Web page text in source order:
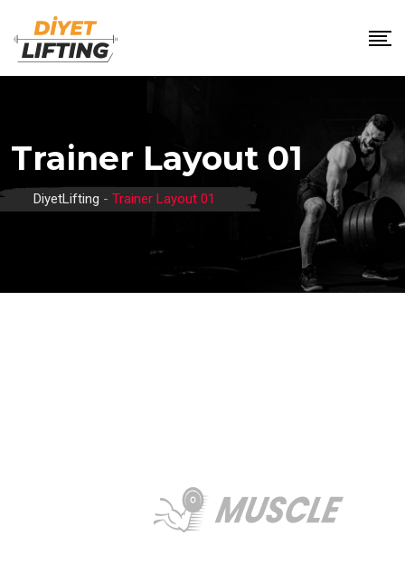
Trainer Layout 01
DiyetLifting - Trainer Layout 01